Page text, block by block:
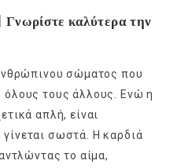
καλύτερα την
σώματος που
όλους τους άλλους. Ενώ η
απλή, είναι
σωστά. H καρδιά
το αίμα,